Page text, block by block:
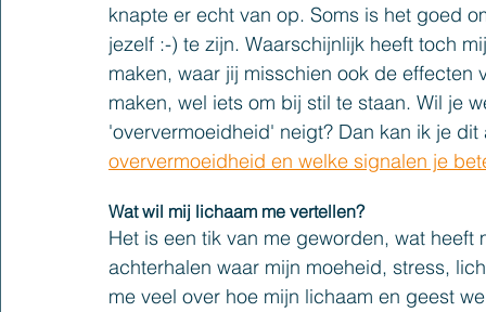
knapte er echt van op. Soms is het goed
jezelf :-) te zijn. Waarschijnlijk heeft toch
maken, waar jij misschien ook de
maken, wel iets om bij stil te staan. Wil je
'oververmoeidheid' neigt? Dan kan ik je
oververmoeidheid en welke signalen je
Wat wil mij lichaam me vertellen?
Het is een tik van me geworden, wat
achterhalen waar mijn moeheid, stress,
me veel over hoe mijn lichaam en geest